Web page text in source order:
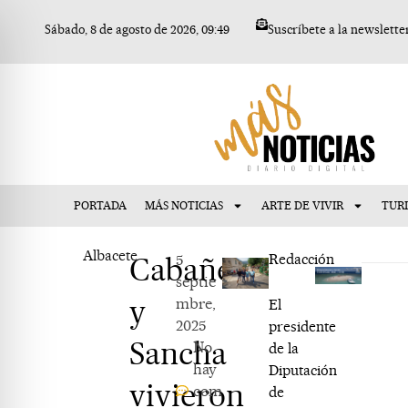
Sábado, 8 de agosto de 2026, 09:49 Suscríbete a la
PORTADA MÁS NOTICIAS ARTE DE VIVIR
AlbaceteCabañero
y
Sancha
vivieron
5
septie
mbre,
2025
No
hay
com
Redacción
El
presidente
de la
Diputación
de